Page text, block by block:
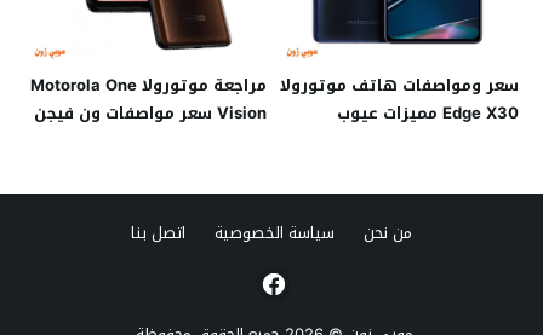
سعر ومواصفات هاتف موتورولا
Edge X30 مميزات عيوب
مراجعة موتورولا Motorola One
Vision سعر مواصفات ون فيجن
من نحن سياسة الخصوصية اتصل بنا